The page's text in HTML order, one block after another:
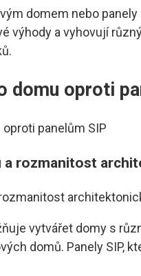
domem nebo
výhody a vyhovují
domu oproti
a rozmanitost
vytvářet domy s
domů. Panely SIP,